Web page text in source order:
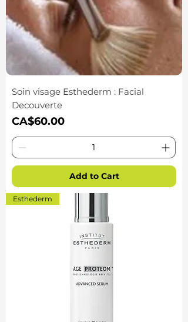
Soin visage Esthederm : Facial
Decouverte
Price
CA$60.00
Add to Cart
Esthederm